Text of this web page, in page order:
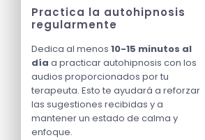
Practica la autohipnosis
regularmente
Dedica al menos 10-15 minutos al
día a practicar autohipnosis con los
audios proporcionados por tu
terapeuta. Esto te ayudará a reforzar
las sugestiones recibidas y a
mantener un estado de calma y
enfoque.